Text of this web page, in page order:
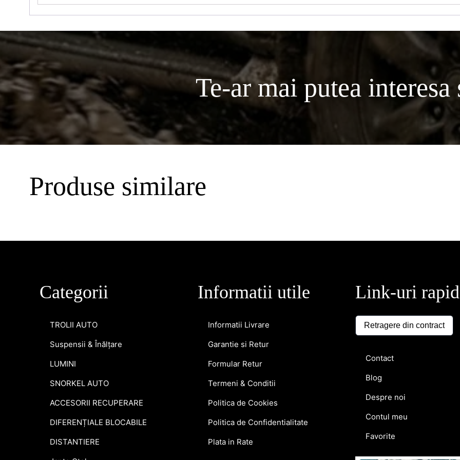
Te-ar mai putea interesa
Produse similare
Categorii
TROLII AUTO
Suspensii & Înălțare
LUMINI
SNORKEL AUTO
ACCESORII RECUPERARE
DIFERENȚIALE BLOCABILE
DISTANTIERE
Informatii utile
Informatii Livrare
Garantie si Retur
Formular Retur
Termeni & Conditii
Politica de Cookies
Politica de Confidentialitate
Plata in Rate
Link-uri
Retragere din contract
Contact
Blog
Despre noi
Contul meu
Favorite